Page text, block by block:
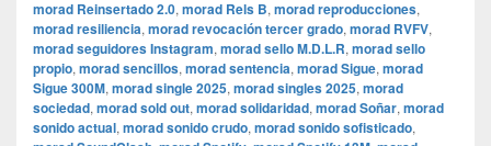
morad Reinsertado 2.0, morad Rels B, morad reproducciones,
morad resiliencia, morad revocación tercer grado, morad RVFV,
morad seguidores Instagram, morad sello M.D.L.R, morad sello
propio, morad sencillos, morad sentencia, morad Sigue, morad
Sigue 300M, morad single 2025, morad singles 2025, morad
sociedad, morad sold out, morad solidaridad, morad Soñar, morad
sonido actual, morad sonido crudo, morad sonido sofisticado,